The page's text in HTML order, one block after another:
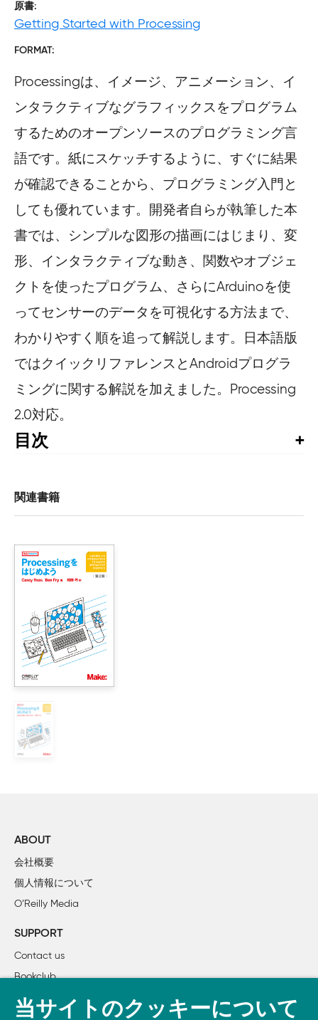
原書
Getting Started with Processing
FORMAT
Processingは、イメージ、アニメーション、イ
ンタラクティブなグラフィックスをプログラム
するためのオープンソースのプログラミング言
語です。紙にスケッチするように、すぐに結果
が確認できることから、プログラミング入門と
しても優れています。開発者自らが執筆した本
書では、シンプルな図形の描画にはじまり、変
形、インタラクティブな動き、関数やオブジェ
クトを使ったプログラム、さらにArduinoを使
ってセンサーのデータを可視化する方法まで、
わかりやすく順を追って解説します。日本語版
ではクイックリファレンスとAndroidプログラ
ミングに関する解説を加えました。Processing
2.0対応。
目次
1. ようこそProcessingへ
    スケッチングとプロトタイピング
    巨匠たち
    家系図
2. コードを書いてみよう
    最初のプログラム
    実行と停止
    スケッチの管理
    例とリファレンス
3. 描く
    形を作る
    コメント
    変数の処理
    変数の計算
    繰り返し
    Robot 2: Variables
関連書籍
ABOUT
会社概要
個人情報について
O’Reilly Media
SUPPORT
Contact us
Bookclub
書籍注文
当サイトのクッキーについて